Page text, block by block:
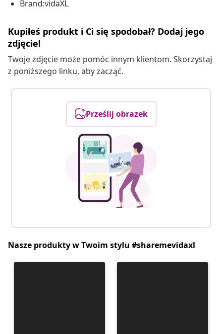
Brand:vidaXL
Kupiłeś produkt i Ci się spodobał? Dodaj jego
zdjęcie!
Twoje zdjęcie może pomóc innym klientom. Skorzystaj
z poniższego linku, aby zacząć.
Prześlij obrazek
Nasze produkty w Twoim stylu #sharemevidaxl